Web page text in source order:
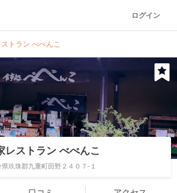
ログイン
トラン べべんこ
レストラン べべんこ
県玖珠郡九重町田野２４０７-１